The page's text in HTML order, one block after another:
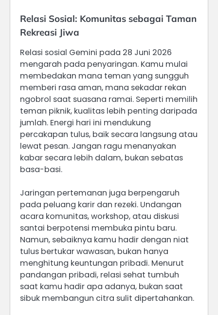
Relasi Sosial: Komunitas sebagai Taman
Rekreasi Jiwa
Relasi sosial Gemini pada 28 Juni 2026
mengarah pada penyaringan. Kamu mulai
membedakan mana teman yang sungguh
memberi rasa aman, mana sekadar rekan
ngobrol saat suasana ramai. Seperti memilih
teman piknik, kualitas lebih penting daripada
jumlah. Energi hari ini mendukung
percakapan tulus, baik secara langsung atau
lewat pesan. Jangan ragu menanyakan
kabar secara lebih dalam, bukan sebatas
basa-basi.
Jaringan pertemanan juga berpengaruh
pada peluang karir dan rezeki. Undangan
acara komunitas, workshop, atau diskusi
santai berpotensi membuka pintu baru.
Namun, sebaiknya kamu hadir dengan niat
tulus bertukar wawasan, bukan hanya
menghitung keuntungan pribadi. Menurut
pandangan pribadi, relasi sehat tumbuh
saat kamu hadir apa adanya, bukan saat
sibuk membangun citra sulit dipertahankan.